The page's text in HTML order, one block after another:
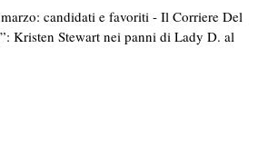
candidati e favoriti - Il Corriere Del
Kristen Stewart nei panni di Lady D. al